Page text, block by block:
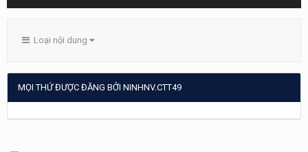
Loại nội dung
MỌI THỨ ĐƯỢC ĐĂNG BỞI NINHNV.CTT49